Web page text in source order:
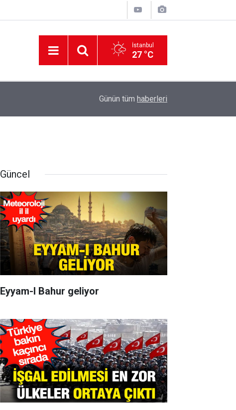
İstanbul
27 °C
İzmir 112’de Kan Donduran İddialar!
Günün tüm haberleri
Güncel
Eyyam-I Bahur geliyor